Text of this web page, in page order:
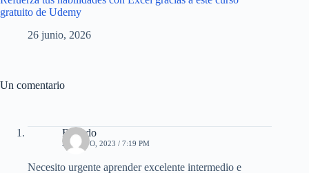
gratuito de Udemy
26 junio, 2026
Un comentario
Ricardo
22 MAYO, 2023 / 7:19 PM
Necesito urgente aprender excelente intermedio e